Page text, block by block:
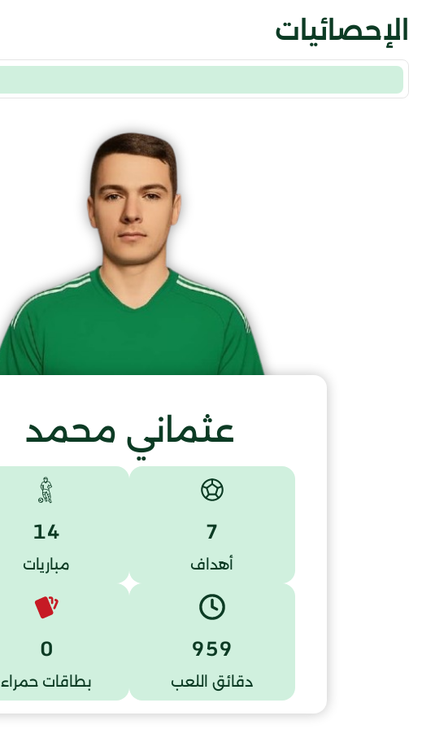
الإحصائيات
عثماني محمد
7
أهداف
14
مباريات
959
دقائق اللعب
0
بطاقات حمراء